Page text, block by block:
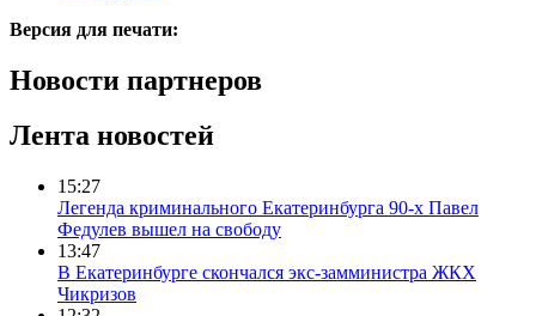
Версия для печати:
Новости партнеров
Лента новостей
15:27
Легенда криминального Екатеринбурга 90-х Павел
Федулев вышел на свободу
13:47
В Екатеринбурге скончался экс-замминистра ЖКХ
Чикризов